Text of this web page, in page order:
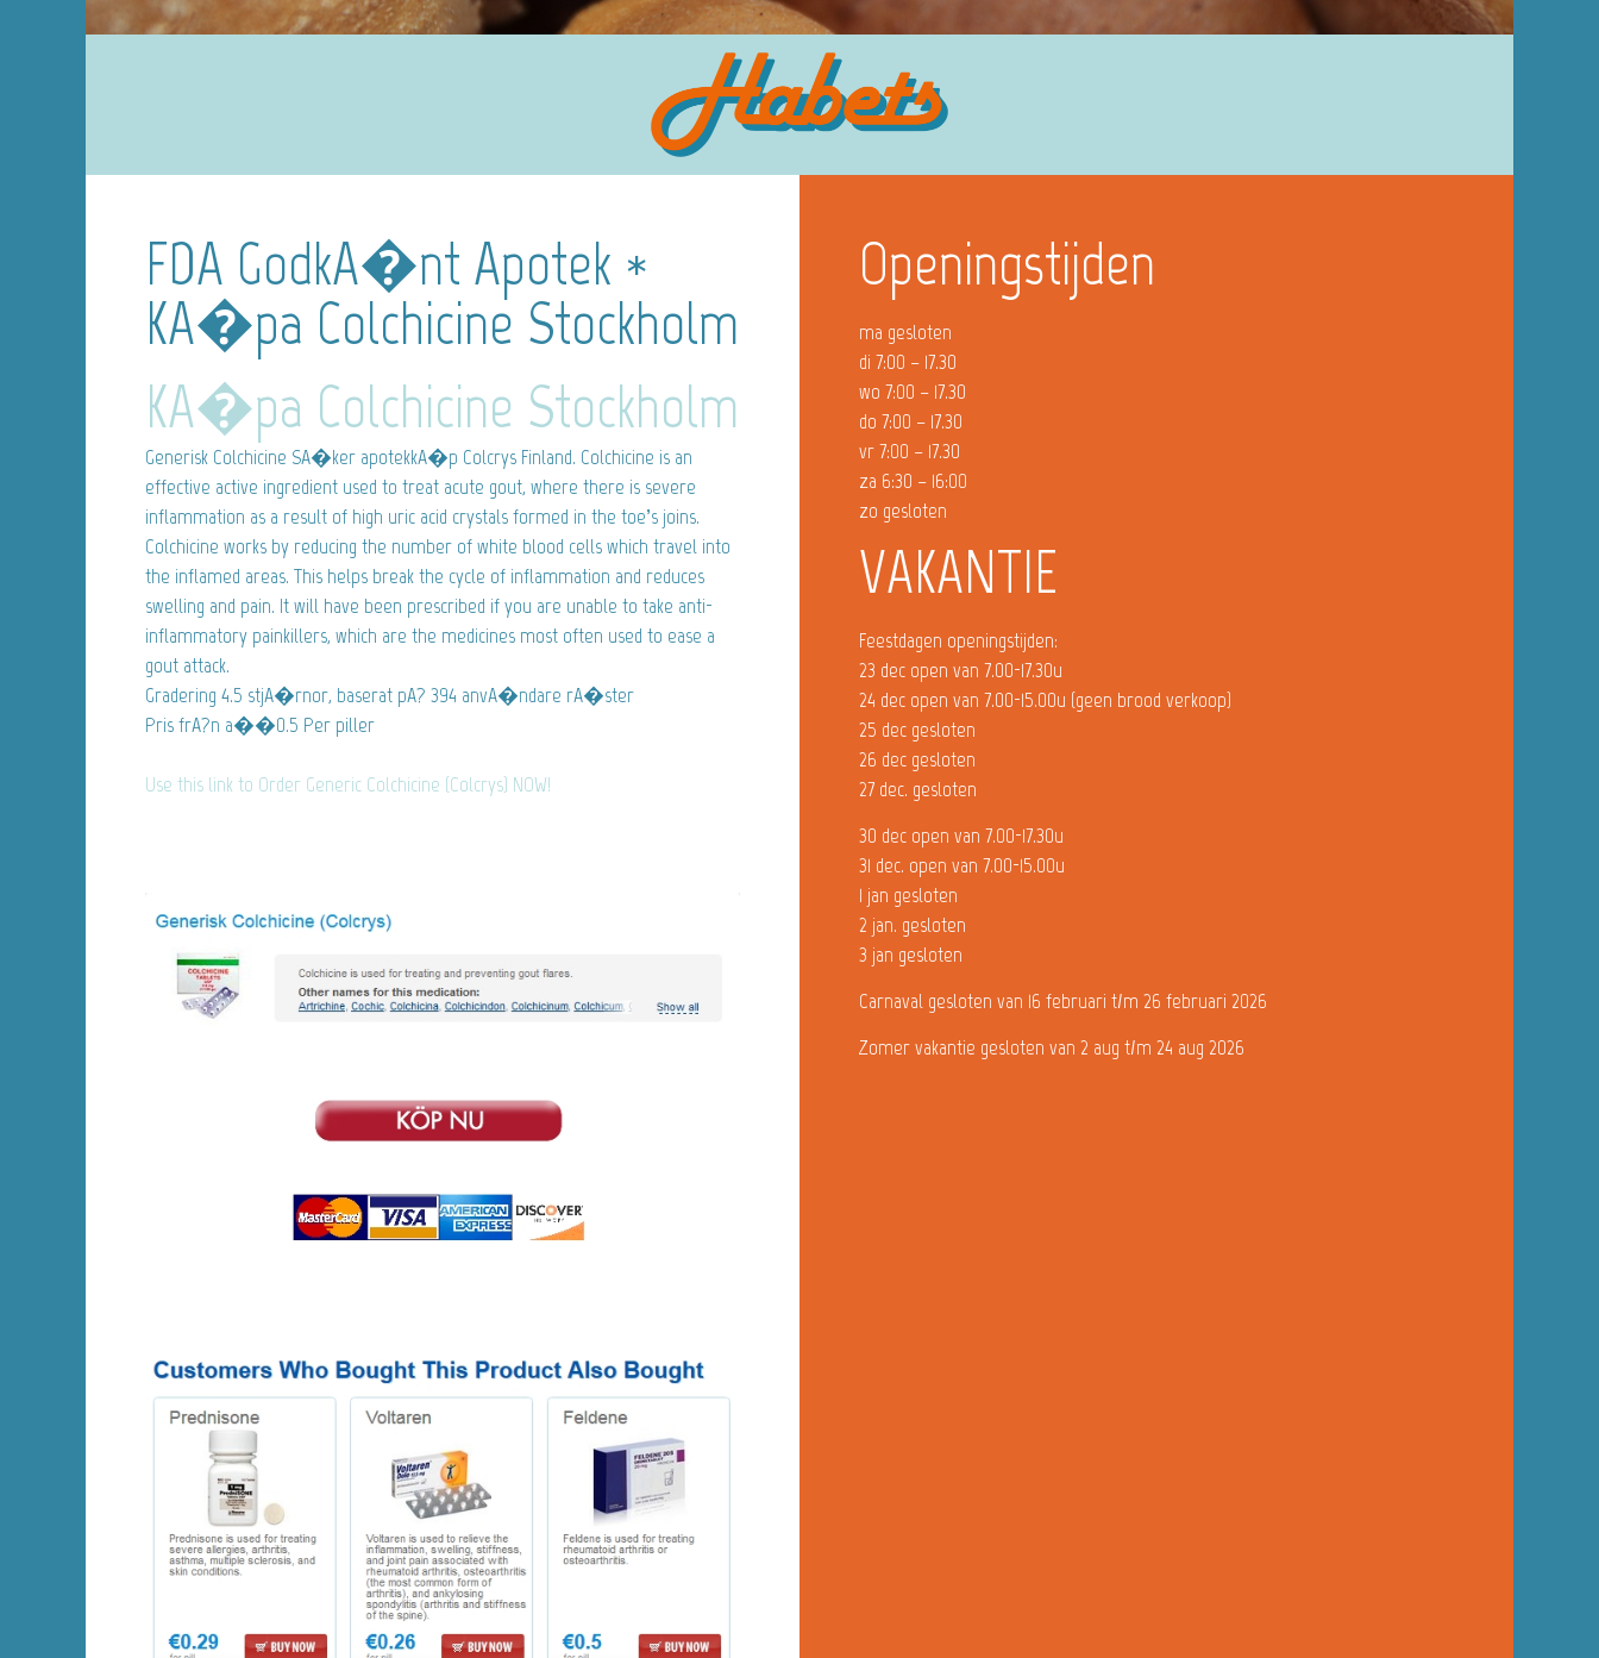
FDA GodkA�nt Apotek *
KA�pa Colchicine Stockholm
KA�pa Colchicine Stockholm
Generisk Colchicine SA�ker apotekkA�p Colcrys Finland. Colchicine is an
effective active ingredient used to treat acute gout, where there is severe
inflammation as a result of high uric acid crystals formed in the toe’s joins.
Colchicine works by reducing the number of white blood cells which travel into
the inflamed areas. This helps break the cycle of inflammation and reduces
swelling and pain. It will have been prescribed if you are unable to take anti-
inflammatory painkillers, which are the medicines most often used to ease a
gout attack.
Gradering 4.5 stjA�rnor, baserat pA? 394 anvA�ndare rA�ster
Pris frA?n a��0.5 Per piller
Use this link to Order Generic Colchicine (Colcrys) NOW!
Openingstijden
ma gesloten
di 7:00 – 17.30
wo 7:00 – 17.30
do 7:00 – 17.30
vr 7:00 – 17.30
za 6:30 – 16:00
zo gesloten
VAKANTIE
Feestdagen openingstijden:
23 dec open van 7.00-17.30u
24 dec open van 7.00-15.00u (geen brood verkoop)
25 dec gesloten
26 dec gesloten
27 dec. gesloten
30 dec open van 7.00-17.30u
31 dec. open van 7.00-15.00u
1 jan gesloten
2 jan. gesloten
3 jan gesloten
Carnaval gesloten van 16 februari t/m 26 februari 2026
Zomer vakantie gesloten van 2 aug t/m 24 aug 2026